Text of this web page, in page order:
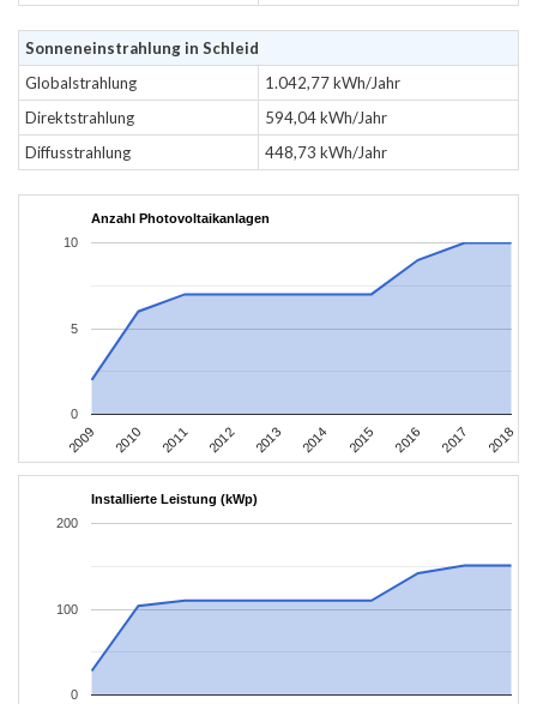
Sonneneinstrahlung in Schleid
Globalstrahlung
1.042,77 kWh/Jahr
Direktstrahlung
594,04 kWh/Jahr
Diffusstrahlung
448,73 kWh/Jahr
Anzahl Photovoltaikanlagen
2009 2010 2011 2012 2013 2014 2015 2016 2017 2018
0
5
10
Installierte Leistung (kWp)
0
100
200